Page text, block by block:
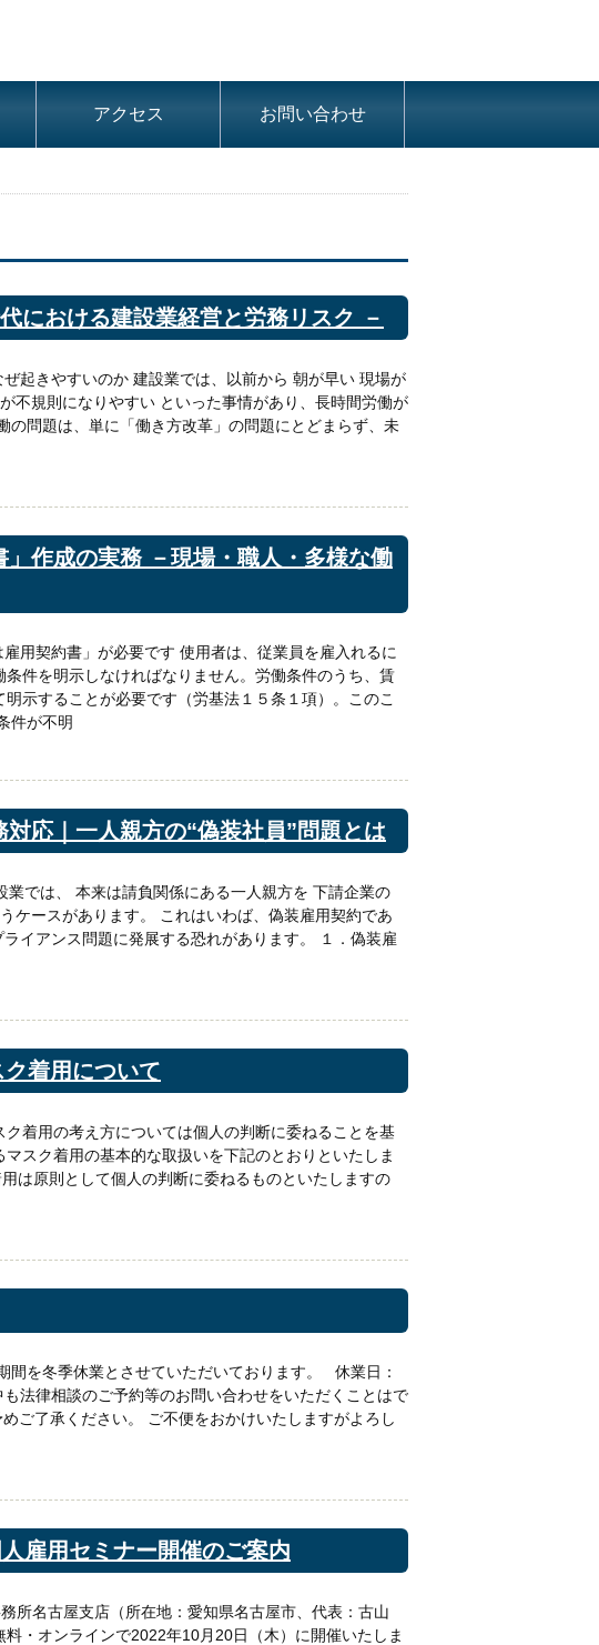
アクセス お問い合わせ
における建設業経営と労務リスク －
起きやすいのか 建設業では、以前から 朝が早い 現場が
不規則になりやすい といった事情があり、長時間労働が
問題は、単に「働き方改革」の問題にとどまらず、未
作成の実務 －現場・職人・多様な働
用契約書」が必要です 使用者は、従業員を雇入れるに
件を明示しなければなりません。労働条件のうち、賃
示することが必要です（労基法１５条１項）。このこ
件が不明
応｜一人親方の“偽装社員”問題とは
では、 本来は請負関係にある一人親方を 下請企業の
ケースがあります。 これはいわば、偽装雇用契約であ
イアンス問題に発展する恐れがあります。 １．偽装雇
ク着用について
着用の考え方については個人の判断に委ねることを基
スク着用の基本的な取扱いを下記のとおりといたしま
原則として個人の判断に委ねるものといたしますの
間を冬季休業とさせていただいております。 休業日：
法律相談のご予約等のお問い合わせをいただくことはで
ご了承ください。 ご不便をおかけいたしますがよろし
雇用セミナー開催のご案内
所名古屋支店（所在地：愛知県名古屋市、代表：古山
・オンラインで2022年10月20日（木）に開催いたしま